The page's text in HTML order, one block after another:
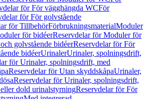
för För vägghängda WCFör
för För golvstående
för TillbehörFörbrukningsmaterialModuler
för bidéerReservdelar för Moduler för
golvstående bidéerReservdelar för För
bidéerUrinalerUrinaler, spolningsdrift,
för Urinaler, spolningsdrift, med
Reservdelar för Utan skyddskåpaUrinaler,
Reservdelar för Urinaler, spolningsdrift,
dold urinalstyrningReservdelar för För